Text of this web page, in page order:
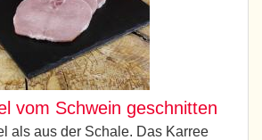
vom Schwein geschnitten
als aus der Schale. Das Karree